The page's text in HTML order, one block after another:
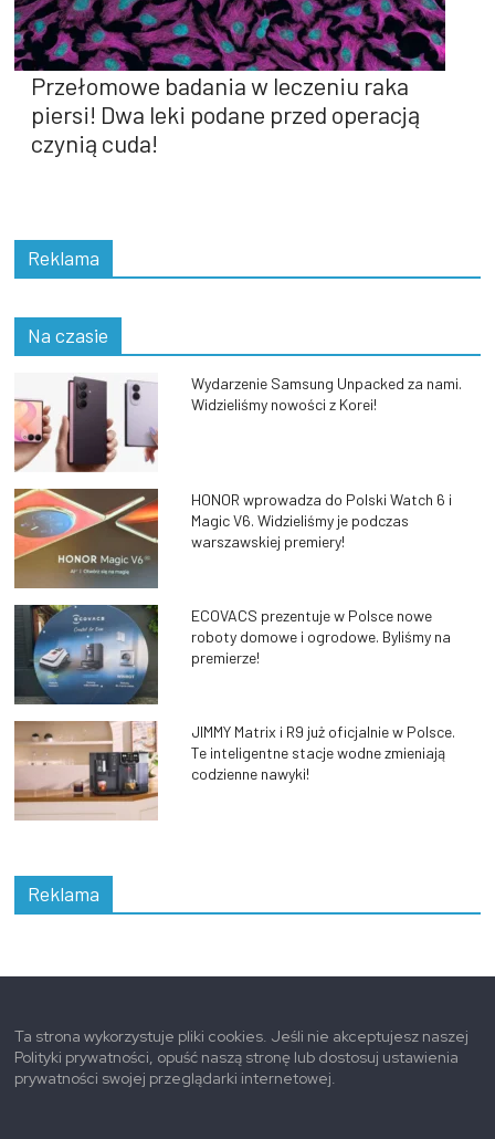
Przełomowe badania w leczeniu raka
piersi! Dwa leki podane przed operacją
czynią cuda!
Reklama
Na czasie
Wydarzenie Samsung Unpacked za nami.
Widzieliśmy nowości z Korei!
HONOR wprowadza do Polski Watch 6 i
Magic V6. Widzieliśmy je podczas
warszawskiej premiery!
ECOVACS prezentuje w Polsce nowe
roboty domowe i ogrodowe. Byliśmy na
premierze!
JIMMY Matrix i R9 już oficjalnie w Polsce.
Te inteligentne stacje wodne zmieniają
codzienne nawyki!
Reklama
Ta strona wykorzystuje pliki cookies. Jeśli nie akceptujesz naszej
Polityki prywatności, opuść naszą stronę lub dostosuj ustawienia
prywatności swojej przeglądarki internetowej.